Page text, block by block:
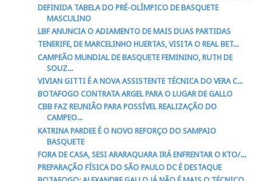
DEFINIDA TABELA DO PRÉ-OLÍMPICO DE BASQUETE
MASCULINO
LBF ANUNCIA O ADIAMENTO DE MAIS DUAS PARTIDAS
TENERIFE, DE MARCELINHO HUERTAS, VISITA O REAL BET...
CAMPEÃO MUNDIAL DE BASQUETE FEMININO, RUTH DE
SOUZ...
VIVIAN GITTI É A NOVA ASSISTENTE TÉCNICA DO VERA C...
BOTAFOGO CONTRATA ARGEL PARA O LUGAR DE GALLO
CBB FAZ REUNIÃO PARA POSSÍVEL REALIZAÇÃO DO
CAMPEO...
KATRINA PARDEE É O NOVO REFORÇO DO SAMPAIO
BASQUETE
FORA DE CASA, SESI ARARAQUARA IRÁ ENFRENTAR O KTO/...
PREPARAÇÃO FÍSICA DO SÃO PAULO DC É DESTAQUE